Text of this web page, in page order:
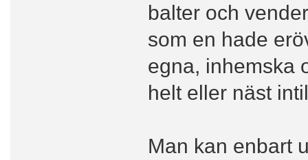
balter och
som en hade
egna, inhemska
helt eller näst
Man kan enbart